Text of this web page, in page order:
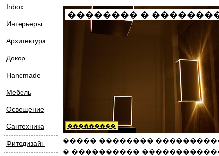
Inbox
Интерьеры
Архитектура
Декор
Handmade
Мебель
Освещение
Сантехника
Фитодизайн
�������� �
���������
����� ��������
� ����������